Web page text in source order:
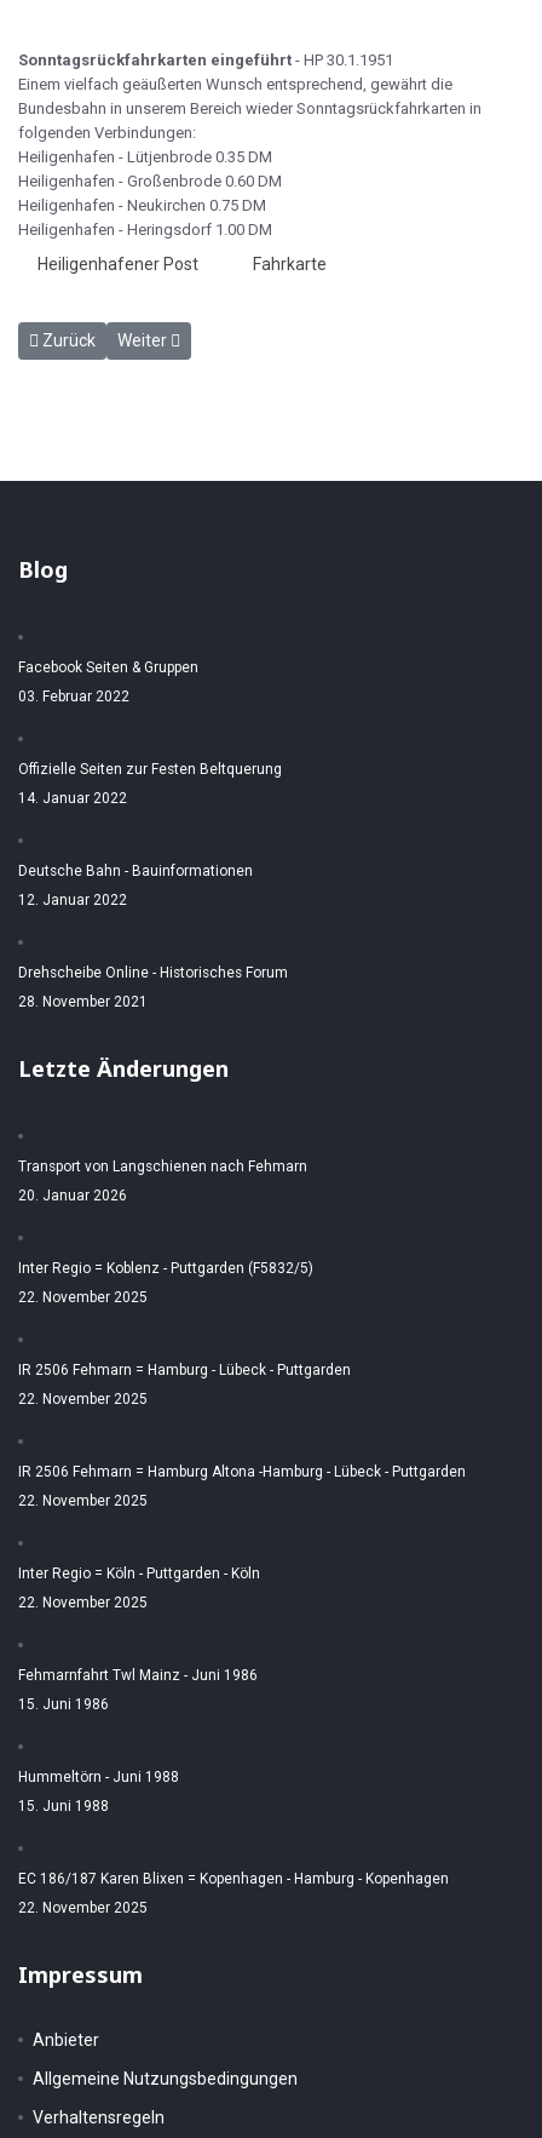
Sonntagsrückfahrkarten eingeführt - HP 30.1.1951
Einem vielfach geäußerten Wunsch entsprechend, gewährt die
Bundesbahn in unserem Bereich wieder Sonntagsrückfahrkarten in
folgenden Verbindungen:
Heiligenhafen - Lütjenbrode 0.35 DM
Heiligenhafen - Großenbrode 0.60 DM
Heiligenhafen - Neukirchen 0.75 DM
Heiligenhafen - Heringsdorf 1.00 DM
Heiligenhafener Post Fahrkarte
Vorheriger Beitrag: Mit Bäder-Expreß nach Heiligenhafen - HP
Zurück Nächster Beitrag: Großenbrode - Tor zum Norden - HP
Weiter
Blog
Facebook Seiten & Gruppen
03. Februar 2022
Offizielle Seiten zur Festen Beltquerung
14. Januar 2022
Deutsche Bahn - Bauinformationen
12. Januar 2022
Drehscheibe Online - Historisches Forum
28. November 2021
Letzte Änderungen
Transport von Langschienen nach Fehmarn
20. Januar 2026
Inter Regio = Koblenz - Puttgarden (F5832/5)
22. November 2025
IR 2506 Fehmarn = Hamburg - Lübeck - Puttgarden
22. November 2025
IR 2506 Fehmarn = Hamburg Altona -Hamburg - Lübeck - Puttgarden
22. November 2025
Inter Regio = Köln - Puttgarden - Köln
22. November 2025
Fehmarnfahrt Twl Mainz - Juni 1986
15. Juni 1986
Hummeltörn - Juni 1988
15. Juni 1988
EC 186/187 Karen Blixen = Kopenhagen - Hamburg - Kopenhagen
22. November 2025
Impressum
Anbieter
Allgemeine Nutzungsbedingungen
Verhaltensregeln